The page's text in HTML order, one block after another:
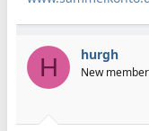
H hurgh
New member